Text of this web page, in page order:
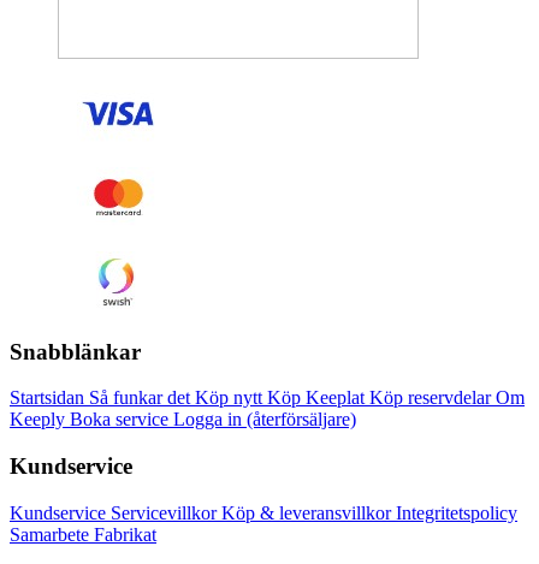
Snabblänkar
Startsidan Så funkar detKöp nyttKöp KeeplatKöp reservdelarOm
Keeply Boka service Logga in (återförsäljare)
Kundservice
Kundservice ServicevillkorKöp & leveransvillkorIntegritetspolicy
Samarbete Fabrikat